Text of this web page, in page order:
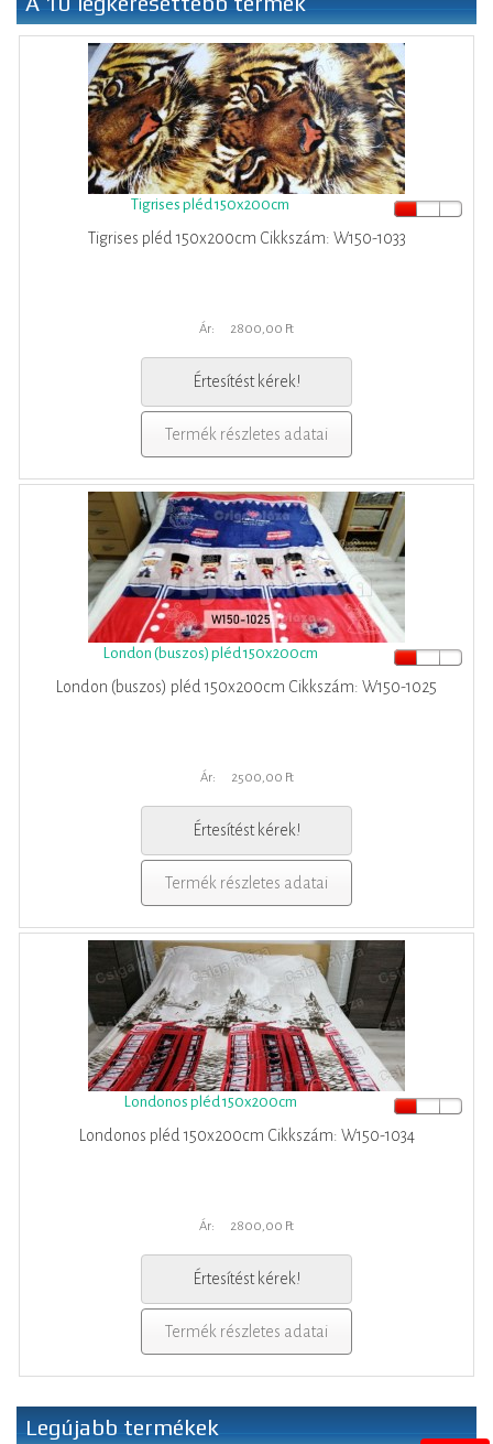
Tigrises pléd 150x200cm
Tigrises pléd 150x200cm Cikkszám: W150-1033
Ár: 2800,00 Ft
Értesítést kérek!
Termék részletes adatai
London (buszos) pléd 150x200cm
London (buszos) pléd 150x200cm Cikkszám: W150-1025
Ár: 2500,00 Ft
Értesítést kérek!
Termék részletes adatai
Londonos pléd 150x200cm
Londonos pléd 150x200cm Cikkszám: W150-1034
Ár: 2800,00 Ft
Értesítést kérek!
Termék részletes adatai
Legújabb termékek